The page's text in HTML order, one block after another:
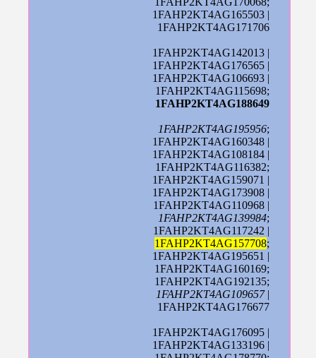
1FAHP2KT4AG165503 |
1FAHP2KT4AG171706
1FAHP2KT4AG142013 |
1FAHP2KT4AG176565 |
1FAHP2KT4AG106693 |
1FAHP2KT4AG115698;
1FAHP2KT4AG188649
1FAHP2KT4AG195956;
1FAHP2KT4AG160348 |
1FAHP2KT4AG108184 |
1FAHP2KT4AG116382;
1FAHP2KT4AG159071 |
1FAHP2KT4AG173908 |
1FAHP2KT4AG110968 |
1FAHP2KT4AG139984;
1FAHP2KT4AG117242 |
1FAHP2KT4AG157708;
1FAHP2KT4AG195651 |
1FAHP2KT4AG160169;
1FAHP2KT4AG192135;
1FAHP2KT4AG109657|
1FAHP2KT4AG176677
1FAHP2KT4AG176095 |
1FAHP2KT4AG133196 |